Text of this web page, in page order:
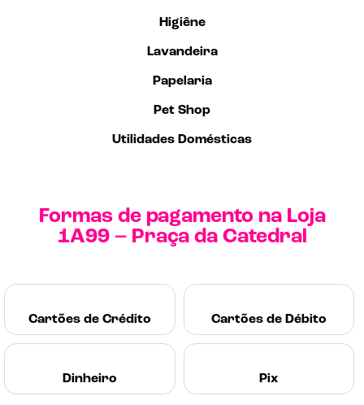
Higiêne
Lavandeira
Papelaria
Pet Shop
Utilidades Domésticas
Formas de pagamento na Loja
1A99 – Praça da Catedral
Cartões de Crédito Cartões de Débito
Dinheiro Pix